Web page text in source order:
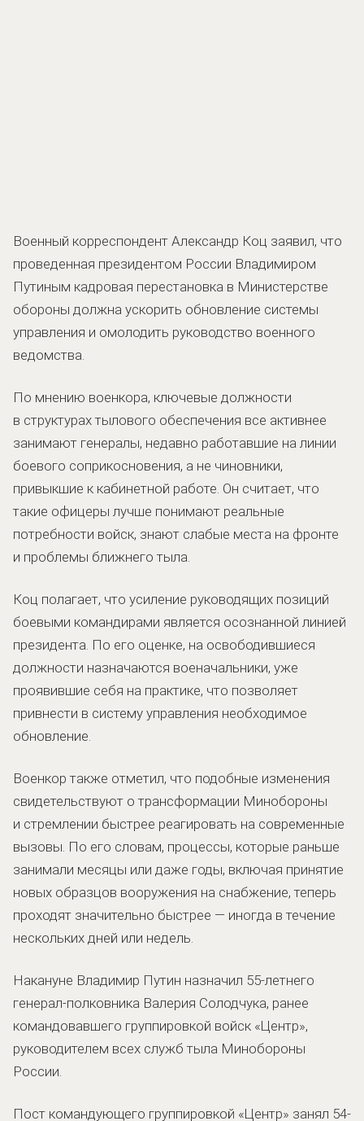
Военный корреспондент Александр Коц заявил, что
проведенная президентом России Владимиром
Путиным кадровая перестановка в Министерстве
обороны должна ускорить обновление системы
управления и омолодить руководство военного
ведомства.
По мнению военкора, ключевые должности
в структурах тылового обеспечения все активнее
занимают генералы, недавно работавшие на линии
боевого соприкосновения, а не чиновники,
привыкшие к кабинетной работе. Он считает, что
такие офицеры лучше понимают реальные
потребности войск, знают слабые места на фронте
и проблемы ближнего тыла.
Коц полагает, что усиление руководящих позиций
боевыми командирами является осознанной линией
президента. По его оценке, на освободившиеся
должности назначаются военачальники, уже
проявившие себя на практике, что позволяет
привнести в систему управления необходимое
обновление.
Военкор также отметил, что подобные изменения
свидетельствуют о трансформации Минобороны
и стремлении быстрее реагировать на современные
вызовы. По его словам, процессы, которые раньше
занимали месяцы или даже годы, включая принятие
новых образцов вооружения на снабжение, теперь
проходят значительно быстрее — иногда в течение
нескольких дней или недель.
Накануне Владимир Путин назначил 55-летнего
генерал-полковника Валерия Солодчука, ранее
командовавшего группировкой войск «Центр»,
руководителем всех служб тыла Минобороны
России.
Пост командующего группировкой «Центр» занял 54-